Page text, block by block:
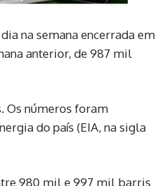
na semana encerrada em
anterior, de 987 mil
Os números foram
do país (EIA, na sigla
980 mil e 997 mil barris